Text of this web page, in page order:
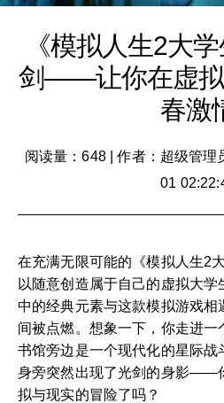
《模拟人生2大
剑——让你在虚拟
春激
阅读量：648|作者：超级管理
01
在充满无限可能的《模拟人生2
以随意创造属于自己的虚拟大学
中的经典元素与这款模拟游戏
间被点燃。想象一下，你走进一
书馆旁边是一个现代化的星际战
身旁突然出现了光剑的身影——
拟与现实的冒险了吗？